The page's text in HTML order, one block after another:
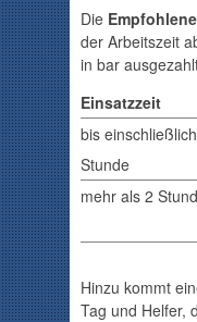
Die
der Arbeitszeit
in bar
Einsatzzeit
bis
Stunde
mehr als 2
Hinzu kommt
Tag und Helfer,